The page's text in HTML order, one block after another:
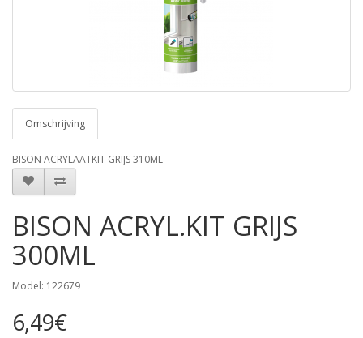
Omschrijving
BISON ACRYLAATKIT GRIJS 310ML
BISON ACRYL.KIT GRIJS
300ML
Model: 122679
6,49€